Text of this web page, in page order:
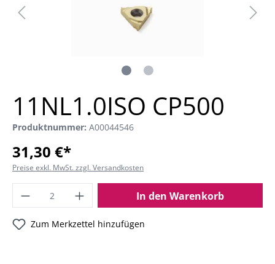
11NL1.0ISO CP500
Produktnummer: A00044546
31,30 €*
Preise exkl. MwSt. zzgl. Versandkosten
In den Warenkorb
Zum Merkzettel hinzufügen